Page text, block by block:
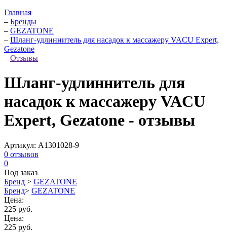
Главная
– Бренды
– GEZATONE
– Шланг-удлиннитель для насадок к массажеру VACU Expert,
Gezatone
– Отзывы
Шланг-удлиннитель для
насадок к массажеру VACU
Expert, Gezatone - отзывы
Артикул: A1301028-9
0 отзывов
0
Под заказ
Бренд > GEZATONE
Бренд> GEZATONE
Цена:
225 руб.
Цена:
225 руб.